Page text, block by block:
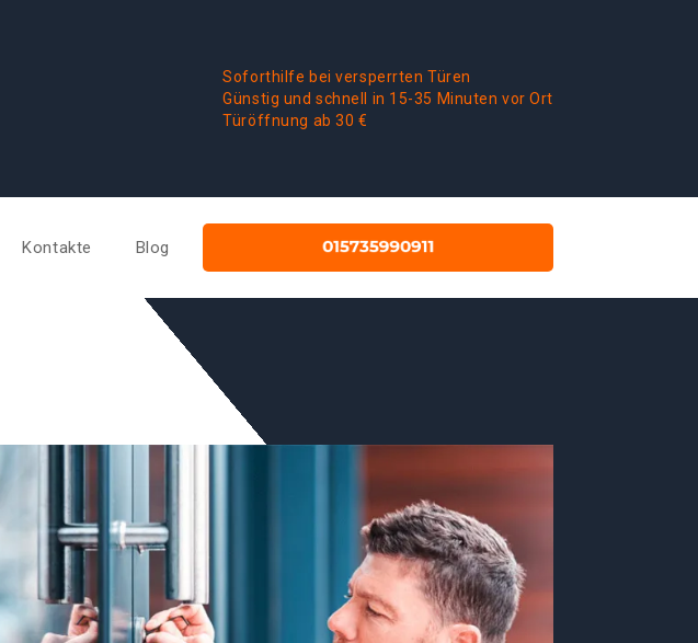
Soforthilfe bei versperrten Türen
Günstig und schnell in 15-35 Minuten vor Ort
Türöffnung ab 30 €
Kontakte Blog